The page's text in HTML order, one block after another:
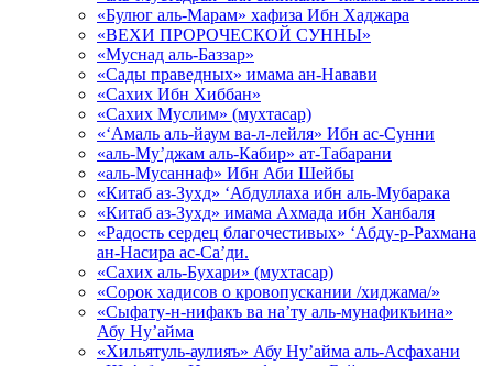
«Булюг аль-Марам» хафиза Ибн Хаджара
«ВЕХИ ПРОРОЧЕСКОЙ СУННЫ»
«Муснад аль-Баззар»
«Сады праведных» имама ан-Навави
«Сахих Ибн Хиббан»
«Сахих Муслим» (мухтасар)
«‘Амаль аль-йаум ва-л-лейля» Ибн ас-Сунни
«аль-Му’джам аль-Кабир» ат-Табарани
«аль-Мусаннаф» Ибн Аби Шейбы
«Китаб аз-Зухд» ‘Абдуллаха ибн аль-Мубарака
«Китаб аз-Зухд» имама Ахмада ибн Ханбаля
«Радость сердец благочестивых» ‘Абду-р-Рахмана
ан-Насира ас-Са’ди.
«Сахих аль-Бухари» (мухтасар)
«Сорок хадисов о кровопускании /хиджама/»
«Сыфату-н-нифакъ ва на’ту аль-мунафикъина»
Абу Ну’айма
«Хильятуль-аулияъ» Абу Ну’айма аль-Асфахани